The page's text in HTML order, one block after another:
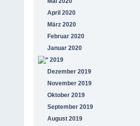
April 2020
März 2020
Februar 2020
Januar 2020
2019
Dezember 2019
November 2019
Oktober 2019
September 2019
August 2019